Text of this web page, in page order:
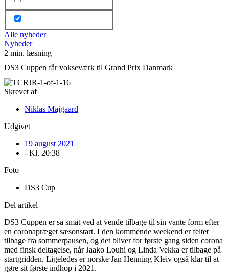
Alle nyheder
Nyheder
2 min. læsning
DS3 Cuppen får vokseværk til Grand Prix Danmark
Skrevet af
Niklas Majgaard
Udgivet
19 august 2021
- Kl. 20:38
Foto
DS3 Cup
Del artikel
DS3 Cuppen er så småt ved at vende tilbage til sin vante form efter
en coronapræget sæsonstart. I den kommende weekend er feltet
tilbage fra sommerpausen, og det bliver for første gang siden corona
med finsk deltagelse, når Jaako Louhi og Linda Vekka er tilbage på
startgridden. Ligeledes er norske Jan Henning Kleiv også klar til at
gøre sit første indhop i 2021.